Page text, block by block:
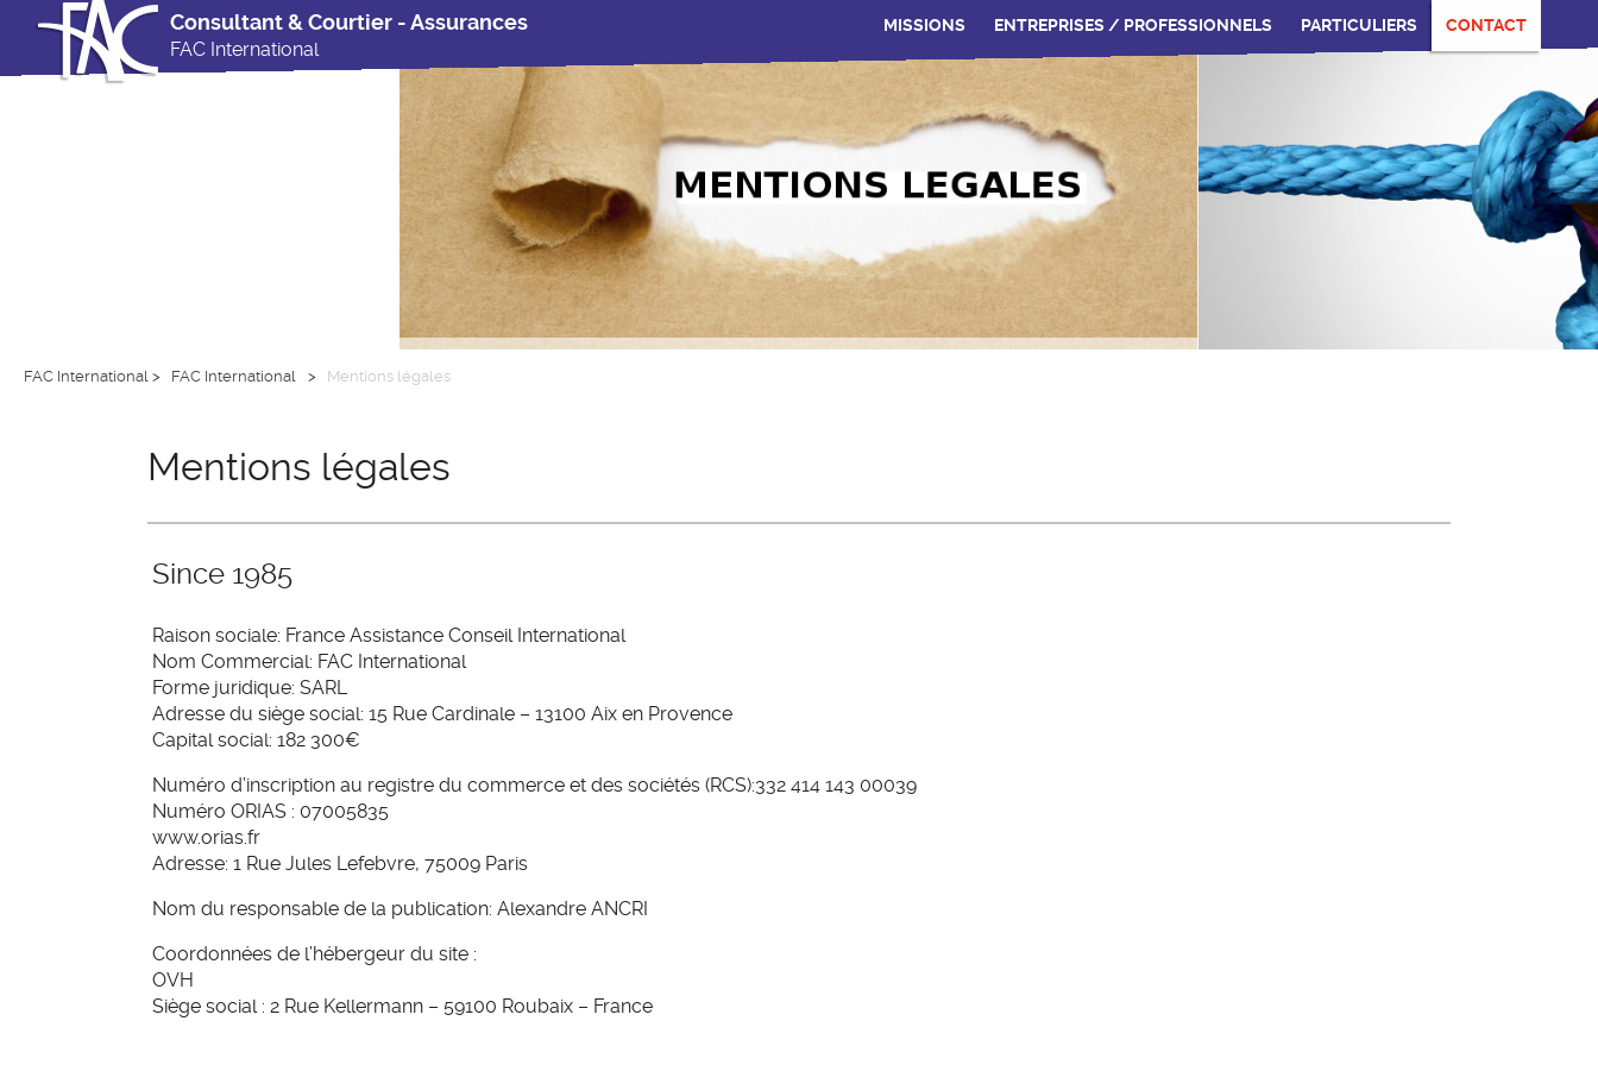
Consultant & Courtier - Assurances
FAC International
MISSIONS ENTREPRISES / PROFESSIONNELS PARTICULIERS CONTACT
FAC International > FAC International > Mentions légales
Mentions légales
Since 1985
Raison sociale: France Assistance Conseil International
Nom Commercial: FAC International
Forme juridique: SARL
Adresse du siège social: 15 Rue Cardinale – 13100 Aix en Provence
Capital social: 182 300€
Numéro d’inscription au registre du commerce et des sociétés (RCS):332 414 143 00039
Numéro ORIAS : 07005835
www.orias.fr
Adresse: 1 Rue Jules Lefebvre, 75009 Paris
Nom du responsable de la publication: Alexandre ANCRI
Coordonnées de l’hébergeur du site :
OVH
Siège social : 2 Rue Kellermann – 59100 Roubaix – France